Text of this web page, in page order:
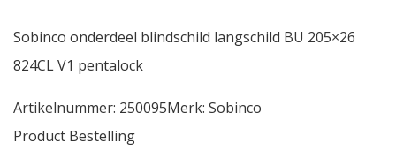
Sobinco onderdeel blindschild langschild BU 205×26
824CL V1 pentalock
Artikelnummer: 250095Merk: Sobinco
Product Bestelling